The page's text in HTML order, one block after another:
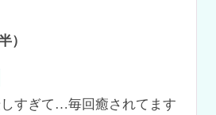
）
すぎて…毎回癒されてます